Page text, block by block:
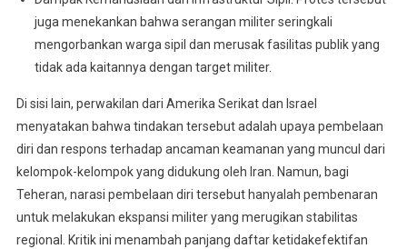
juga menekankan bahwa serangan militer seringkali
mengorbankan warga sipil dan merusak fasilitas publik yang
tidak ada kaitannya dengan target militer.
Di sisi lain, perwakilan dari Amerika Serikat dan Israel
menyatakan bahwa tindakan tersebut adalah upaya pembelaan
diri dan respons terhadap ancaman keamanan yang muncul dari
kelompok-kelompok yang didukung oleh Iran. Namun, bagi
Teheran, narasi pembelaan diri tersebut hanyalah pembenaran
untuk melakukan ekspansi militer yang merugikan stabilitas
regional. Kritik ini menambah panjang daftar ketidakefektifan